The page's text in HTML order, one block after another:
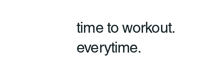
time to workout.
everytime.